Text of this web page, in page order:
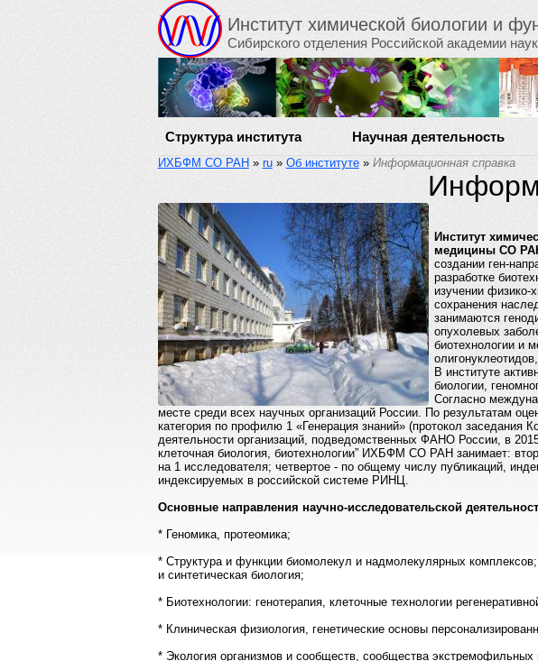
Институт химической биологии и
Сибирского отделения Российской академии наук
Структура института Научная деятельность
ИХБФМ СО РАН » ru» Об институте» Информационная справка
Институт
медицины СО
создании ген-
разработке
изучении физико-
сохранения
занимаются
опухолевых
биотехнологии и
В институте
биологии,
Согласно
месте среди всех научных организаций России. По результатам
категория по профилю 1 «Генерация знаний» (протокол
деятельности организаций, подведомственных ФАНО России, в
клеточная биология, биотехнологии” ИХБФМ СО РАН занимает:
на 1 исследователя; четвертое - по общему числу публикаций,
индексируемых в российской системе РИНЦ.
Основные направления научно-исследовательской
* Геномика, протеомика;
* Структура и функции биомолекул и надмолекулярных
и синтетическая биология;
* Биотехнологии: генотерапия, клеточные технологии
* Клиническая физиология, генетические основы
* Экология организмов и сообществ, сообщества